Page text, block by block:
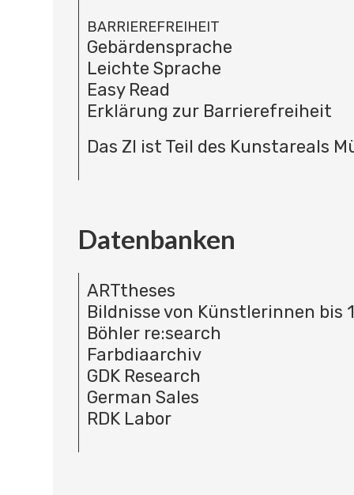
BARRIEREFREIHEIT
Gebärdensprache
Leichte Sprache
Easy Read
Erklärung zur Barrierefreiheit
Das ZI ist Teil des Kunstareals
Datenbanken
ARTtheses
Bildnisse von Künstlerinnen bis
Böhler re:search
Farbdiaarchiv
GDK Research
German Sales
RDK Labor